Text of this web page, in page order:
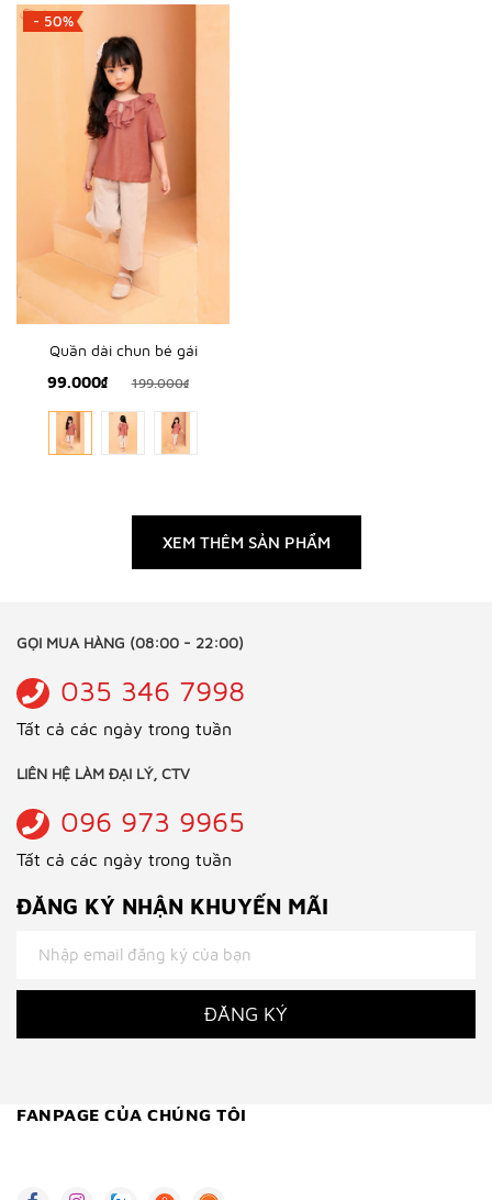
- 50%
Quần dài chun bé gái
99.000₫
199.000₫
XEM THÊM SẢN PHẨM
GỌI MUA HÀNG (08:00 - 22:00)
035 346 7998
Tất cả các ngày trong tuần
LIÊN HỆ LÀM ĐẠI LÝ, CTV
096 973 9965
Tất cả các ngày trong tuần
ĐĂNG KÝ NHẬN KHUYẾN MÃI
ĐĂNG KÝ
FANPAGE CỦA CHÚNG TÔI